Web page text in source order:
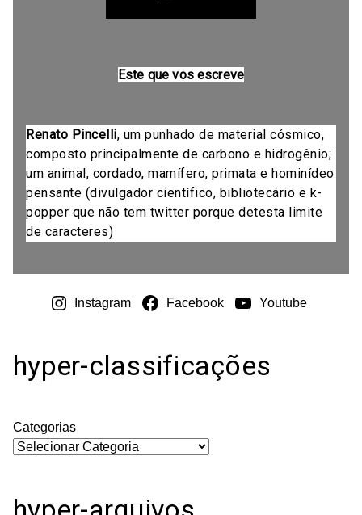
Este que vos escreve
Renato Pincelli, um punhado de material cósmico,
composto principalmente de carbono e hidrogênio;
um animal, cordado, mamífero, primata e hominídeo
pensante (divulgador científico, bibliotecário e k-
popper que não tem twitter porque detesta limite
de caracteres)
Instagram Facebook Youtube
hyper-classificações
Categorias